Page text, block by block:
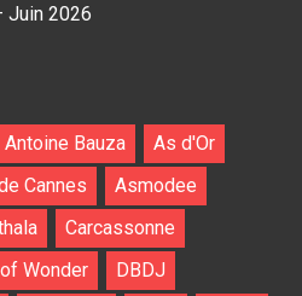
Juin 2026
Antoine Bauza
As d'Or
Cannes
Asmodee
Carcassonne
Wonder
DBDJ